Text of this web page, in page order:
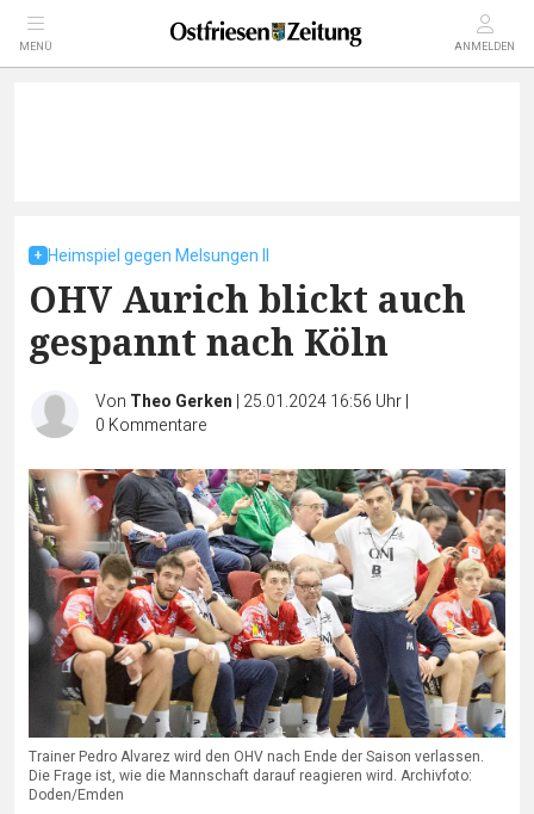
MENÜ ANMELDEN
Heimspiel gegen Melsungen II
OHV Aurich blickt auch
gespannt nach Köln
Von Theo Gerken | 25.01.2024 16:56 Uhr|
0 Kommentare
Trainer Pedro Alvarez wird den OHV nach Ende der Saison verlassen.
Die Frage ist, wie die Mannschaft darauf reagieren wird. Archivfoto:
Doden/Emden